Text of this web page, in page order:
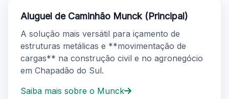
Aluguel de Caminhão Munck (Principal)
A solução mais versátil para içamento de
estruturas metálicas e **movimentação de
cargas** na construção civil e no agronegócio
em Chapadão do Sul.
Saiba mais sobre o Munck